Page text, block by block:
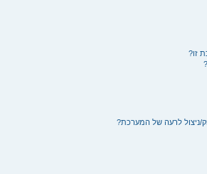
זו?
ניצול לרעה של המערכת?